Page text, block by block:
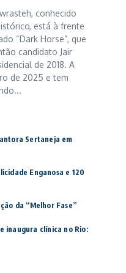
conhecido
está à frente
“Dark Horse”, que
candidato Jair
de 2018. A
de 2025 e tem
Sertaneja em
Enganosa e 120
da “Melhor Fase”
inaugura clínica no Rio: